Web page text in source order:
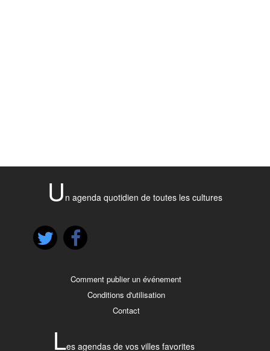
U n agenda quotidien de toutes les cultures
Comment publier un événement
Conditions d'utilisation
Contact
Les agendas de vos villes favorites